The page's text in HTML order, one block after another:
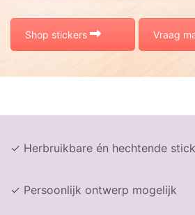
Shop stickers Vraag
✓ Herbruikbare én hechtende
✓ Persoonlijk ontwerp mogelijk